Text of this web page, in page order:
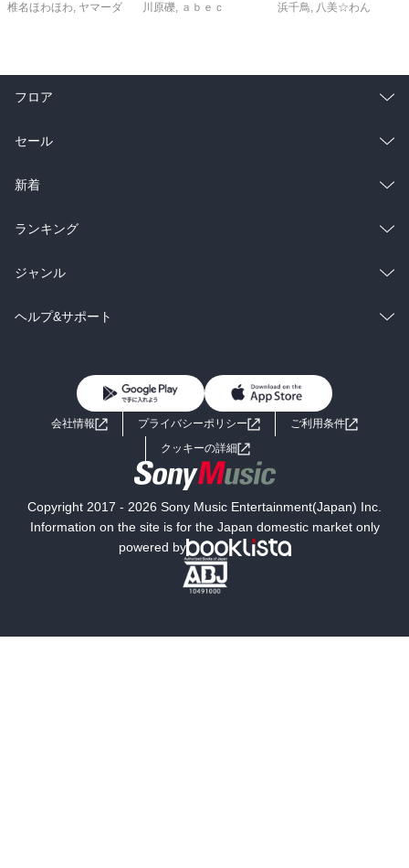
椎名ほわほわ, ヤマーダ
川原礫, ａｂｅｃ
浜千鳥, 八美☆わん
フロア
総合
ラノベ
雑誌・グラビア
BL・TL
セール
総合
ラノベ
雑誌・グラビア
BL・TL
新着
総合
ラノベ
雑誌・グラビア
ランキング
総合
ラノベ
ジャンル
コミック
ライトノベル 男子向けラノベ
小説
海外小説
ミステリー SF
文学
ヘルプ&サポート
よくあるご質問 お問い合わせ
会社情報 プライバシーポリシー
ご利用条件
クッキーの詳細
Copyright 2017 - 2026 Sony Music Entertainment(Japan) Inc.
Information on the site is for the Japan domestic market only
powered by